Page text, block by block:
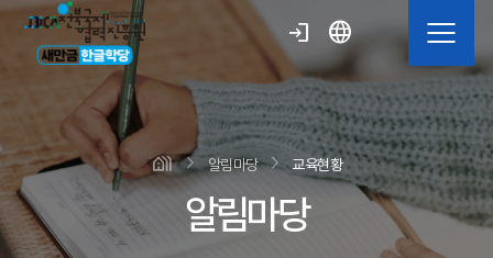
login language
알림마당 교육현황
알림마당